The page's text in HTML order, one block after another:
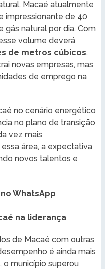
Macaé atualmente
impressionante de 40
gás natural por dia. Com
volume deverá
de metros cúbicos.
novas empresas, mas
de emprego na
no cenário energético
no plano de transição
vez mais
área, a expectativa
novos talentos e
WhatsApp
na liderança
de Macaé com outras
é ainda mais
o município superou